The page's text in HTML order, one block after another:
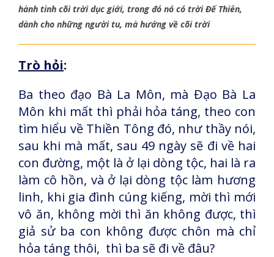
hành tinh cõi trời dục giới, trong đó nó có trời Đế Thiên,
dành cho những người tu, mà hướng về cõi trời
Trò hỏi:
Ba theo đạo Bà La Môn, mà Đạo Bà La
Môn khi mất thì phải hỏa táng, theo con
tìm hiểu về Thiền Tông đó, như thầy nói,
sau khi mà mất, sau 49 ngày sẽ đi về hai
con đường, một là ở lại dòng tộc, hai là ra
làm cô hồn, và ở lại dòng tộc làm hương
linh, khi gia đình cúng kiếng, mời thì mới
vô ăn, không mời thì ăn không được, thì
giả sử ba con không được chôn mà chỉ
hỏa táng thôi, thì ba sẽ đi về đâu?